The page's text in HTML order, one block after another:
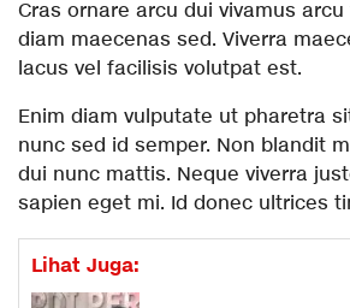
Cras ornare arcu dui vivamus
diam maecenas sed. Viverra
lacus vel facilisis volutpat est.
Enim diam vulputate ut pharetra
nunc sed id semper. Non blandit
dui nunc mattis. Neque viverra
sapien eget mi. Id donec ultrices
Lihat Juga: